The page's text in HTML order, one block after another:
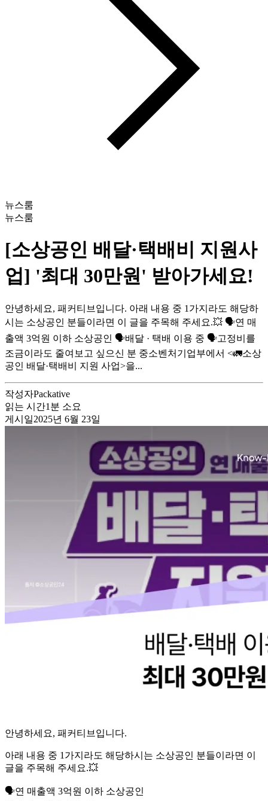
뉴스룸
뉴스룸
[소상공인 배달·택배비 지원사
업] '최대 30만원' 받아가세요!
안녕하세요, 패커티브입니다. 아래 내용 중 1가지라도 해당하
시는 소상공인 분들이라면 이 글을 주목해 주세요.💥 🗣️연 매
출액 3억원 이하 소상공인 🗣️배달 · 택배 이용 중 🗣️고정비를
조금이라도 줄여보고 싶으신 분 중소벤처기업부에서 <🚛소상
공인 배달·택배비 지원 사업>을...
작성자Packative
읽는 시간1 분 소요
게시일2025년 6월 23일
안녕하세요, 패커티브입니다.
아래 내용 중 1가지라도 해당하시는 소상공인 분들이라면 이
글을 주목해 주세요.💥
🗣️연 매출액 3억원 이하 소상공인